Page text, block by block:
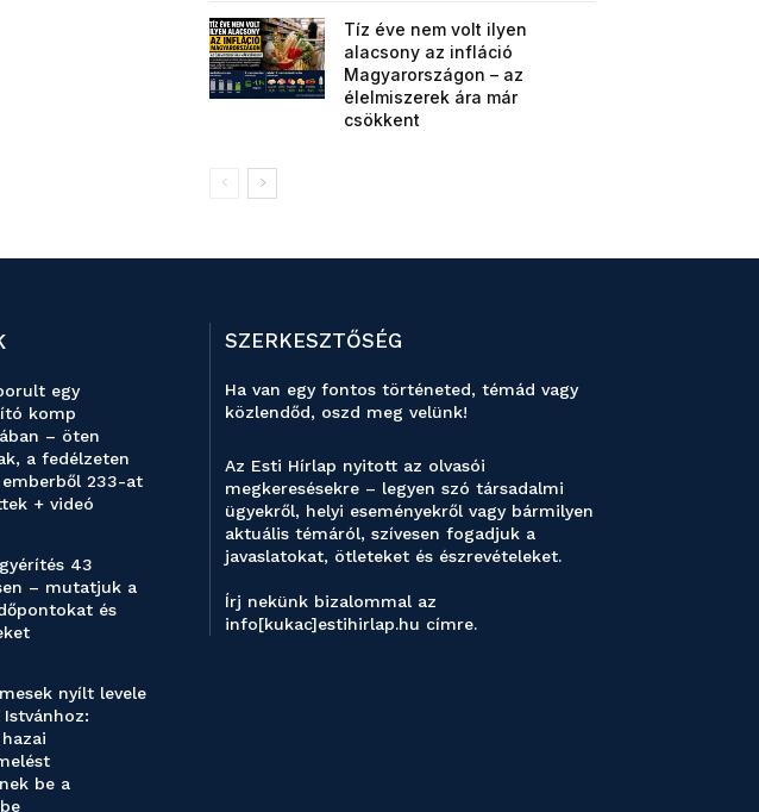
Tíz éve nem volt ilyen
alacsony az infláció
Magyarországon – az
élelmiszerek ára már
csökkent
egy
komp
– öten
a fedélzeten
emberből 233-at
+ videó
43
– mutatjuk a
és
nyílt levele
Istvánhoz:
be a
SZERKESZTŐSÉG
Ha van egy fontos történeted, témád vagy
közlendőd, oszd meg velünk!
Az Esti Hírlap nyitott az olvasói
megkeresésekre – legyen szó társadalmi
ügyekről, helyi eseményekről vagy bármilyen
aktuális témáról, szívesen fogadjuk a
javaslatokat, ötleteket és észrevételeket.
Írj nekünk bizalommal az
info[kukac]estihirlap.hu címre.